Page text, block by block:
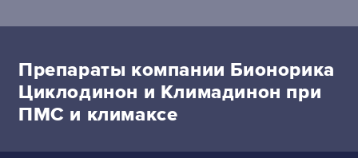
Препараты компании Бионорика
Циклодинон и Климадинон при
ПМС и климаксе